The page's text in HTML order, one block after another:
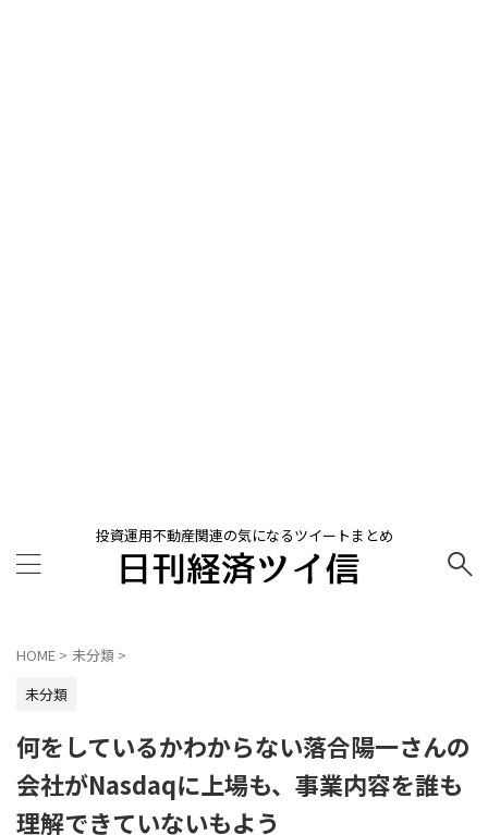
投資運用不動産関連の気になるツイートまとめ
HOME > 未分類 >
未分類
何をしているかわからない落合陽一さんの
会社がNasdaqに上場も、事業内容を誰も
理解できていないもよう